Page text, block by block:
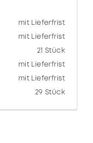
mit Lieferfrist
mit Lieferfrist
21 Stück
mit Lieferfrist
mit Lieferfrist
29 Stück